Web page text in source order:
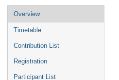
Overview
Timetable
Contribution List
Registration
Participant List